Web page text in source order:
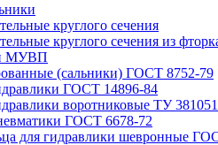
круглого сечения
круглого сечения из
МУВП
(сальники) ГОСТ 8752-79
ГОСТ 14896-84
воротниковые ТУ
ГОСТ 6678-72
для гидравлики шевронные